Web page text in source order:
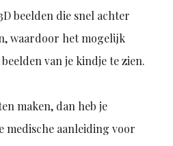
beelden die snel achter
waardoor het mogelijk
van je kindje te zien.
maken, dan heb je
medische aanleiding voor